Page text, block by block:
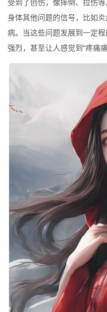
受到了创伤，像摔倒、拉伤
身体其他问题的信号，比如
病。当这些问题发展到一定
强烈，甚至让人感觉到“疼痛